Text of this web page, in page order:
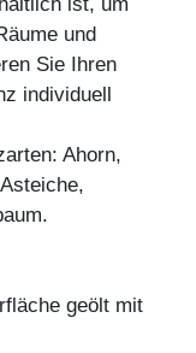
ist, um
und
Sie Ihren
individuell
Ahorn,
geölt mit